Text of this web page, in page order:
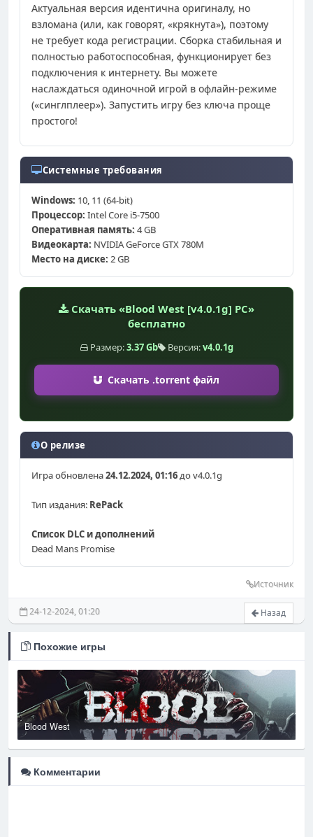
Актуальная версия идентична оригиналу, но
взломана (или, как говорят, «крякнута»), поэтому
не требует кода регистрации. Сборка стабильная и
полностью работоспособная, функционирует без
подключения к интернету. Вы можете
наслаждаться одиночной игрой в офлайн-режиме
(«синглплеер»). Запустить игру без ключа проще
простого!
Системные требования
Windows: 10, 11 (64-bit)
Процессор: Intel Core i5-7500
Оперативная память: 4 GB
Видеокарта: NVIDIA GeForce GTX 780M
Место на диске: 2 GB
Скачать «Blood West [v4.0.1g] PC»
бесплатно
Размер:3.37 Gb Версия:v4.0.1g
Скачать .torrent файл
О релизе
Игра обновлена24.12.2024, 01:16до v4.0.1g
Тип издания: RePack
Список DLC и дополнений
Dead Mans Promise
Источник
Назад
24-12-2024, 01:20
Похожие игры
Blood West
Комментарии